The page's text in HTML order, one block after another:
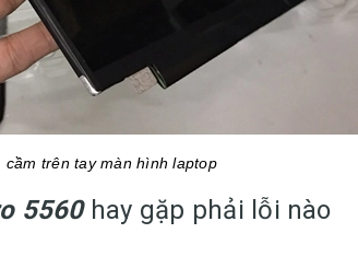
cầm trên tay màn hình laptop
5560hay gặp phải lỗi nào